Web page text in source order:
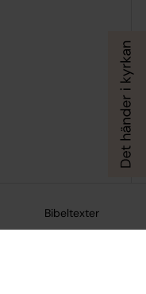
Bibeltexter